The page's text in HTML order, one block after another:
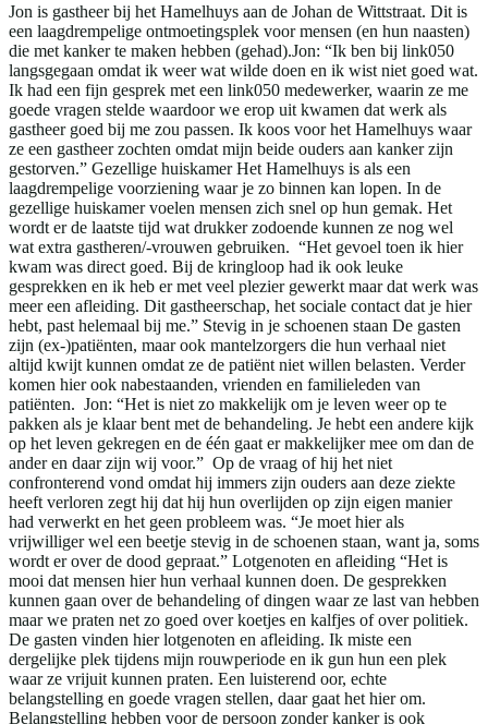
Jon is gastheer bij het Hamelhuys aan de Johan de Wittstraat. Dit is
een laagdrempelige ontmoetingsplek voor mensen (en hun naasten)
die met kanker te maken hebben (gehad).Jon: “Ik ben bij link050
langsgegaan omdat ik weer wat wilde doen en ik wist niet goed wat.
Ik had een fijn gesprek met een link050 medewerker, waarin ze me
goede vragen stelde waardoor we erop uit kwamen dat werk als
gastheer goed bij me zou passen. Ik koos voor het Hamelhuys waar
ze een gastheer zochten omdat mijn beide ouders aan kanker zijn
gestorven.” Gezellige huiskamer Het Hamelhuys is als een
laagdrempelige voorziening waar je zo binnen kan lopen. In de
gezellige huiskamer voelen mensen zich snel op hun gemak. Het
wordt er de laatste tijd wat drukker zodoende kunnen ze nog wel
wat extra gastheren/-vrouwen gebruiken. “Het gevoel toen ik hier
kwam was direct goed. Bij de kringloop had ik ook leuke
gesprekken en ik heb er met veel plezier gewerkt maar dat werk was
meer een afleiding. Dit gastheerschap, het sociale contact dat je hier
hebt, past helemaal bij me.” Stevig in je schoenen staan De gasten
zijn (ex-)patiënten, maar ook mantelzorgers die hun verhaal niet
altijd kwijt kunnen omdat ze de patiënt niet willen belasten. Verder
komen hier ook nabestaanden, vrienden en familieleden van
patiënten. Jon: “Het is niet zo makkelijk om je leven weer op te
pakken als je klaar bent met de behandeling. Je hebt een andere kijk
op het leven gekregen en de één gaat er makkelijker mee om dan de
ander en daar zijn wij voor.” Op de vraag of hij het niet
confronterend vond omdat hij immers zijn ouders aan deze ziekte
heeft verloren zegt hij dat hij hun overlijden op zijn eigen manier
had verwerkt en het geen probleem was. “Je moet hier als
vrijwilliger wel een beetje stevig in de schoenen staan, want ja, soms
wordt er over de dood gepraat.” Lotgenoten en afleiding “Het is
mooi dat mensen hier hun verhaal kunnen doen. De gesprekken
kunnen gaan over de behandeling of dingen waar ze last van hebben
maar we praten net zo goed over koetjes en kalfjes of over politiek.
De gasten vinden hier lotgenoten en afleiding. Ik miste een
dergelijke plek tijdens mijn rouwperiode en ik gun hun een plek
waar ze vrijuit kunnen praten. Een luisterend oor, echte
belangstelling en goede vragen stellen, daar gaat het hier om.
Belangstelling hebben voor de persoon zonder kanker is ook